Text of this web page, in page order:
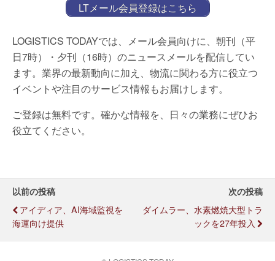
LTメール会員登録はこちら
LOGISTICS TODAYでは、メール会員向けに、朝刊（平
日7時）・夕刊（16時）のニュースメールを配信してい
ます。業界の最新動向に加え、物流に関わる方に役立つ
イベントや注目のサービス情報もお届けします。
ご登録は無料です。確かな情報を、日々の業務にぜひお
役立てください。
以前の投稿
アイディア、AI海域監視を
海運向け提供
次の投稿
ダイムラー、水素燃焼大型トラ
ックを27年投入